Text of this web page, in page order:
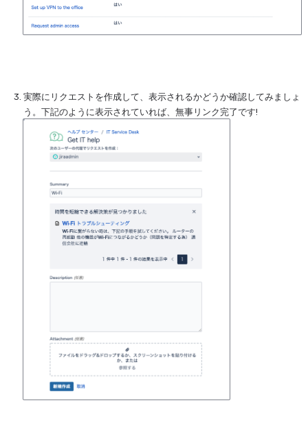
実際にリクエストを作成して、表示されるかどうか確認してみましょ
う。下記のように表示されていれば、無事リンク完了です!